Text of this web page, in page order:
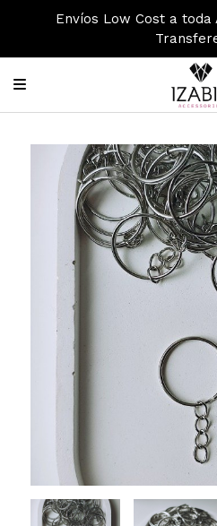
Envíos Low Cost a toda